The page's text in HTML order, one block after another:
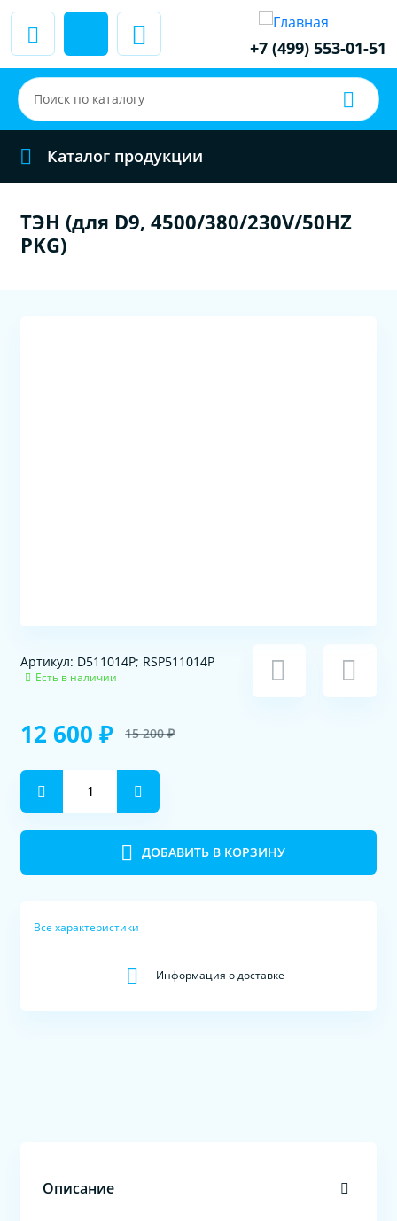
+7 (499) 553-01-51
Каталог продукции
ТЭН (для D9, 4500/380/230V/50HZ
PKG)
Артикул: D511014P; RSP511014P
Есть в наличии
12 600 ₽ 15 200 ₽
ДОБАВИТЬ В КОРЗИНУ
Все характеристики
Информация о доставке
Описание